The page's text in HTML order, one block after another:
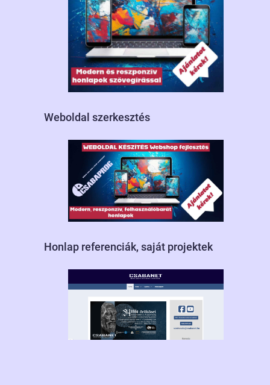
Weboldal szerkesztés
Honlap referenciák, saját projektek